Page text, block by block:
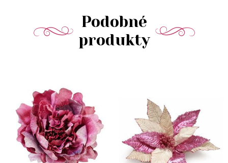
Podobné
produkty